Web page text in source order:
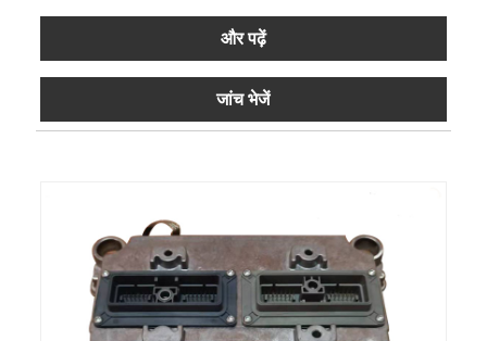
और पढ़ें
जांच भेजें